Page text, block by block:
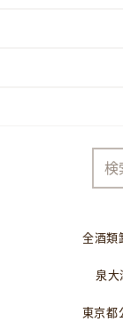
全酒類
泉
東京都